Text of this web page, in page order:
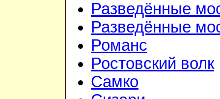
Разведённые
Разведённые
Романс
Ростовский волк
Самко